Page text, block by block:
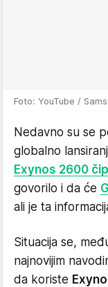
Foto: YouTube /
Nedavno su se
globalno
Exynos 2600
govorilo i da će
ali je ta
Situacija se,
najnovijim
da koriste